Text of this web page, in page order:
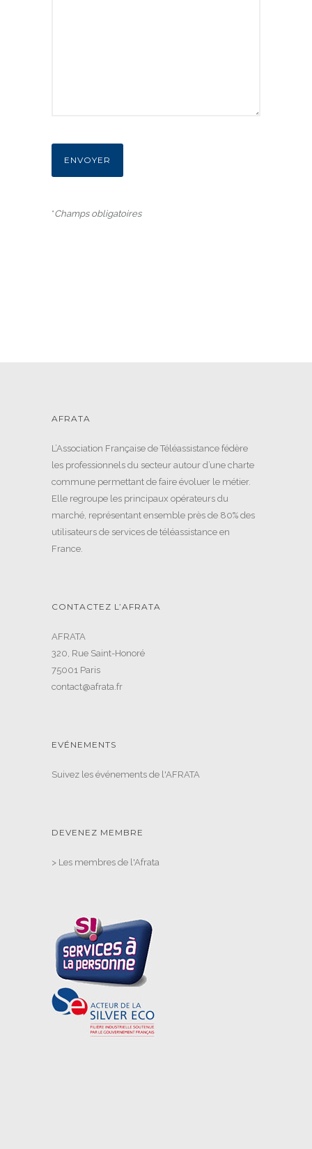
*Champs obligatoires
AFRATA
L’Association Française de Téléassistance fédère
les professionnels du secteur autour d’une charte
commune permettant de faire évoluer le métier.
Elle regroupe les principaux opérateurs du
marché, représentant ensemble près de 80% des
utilisateurs de services de téléassistance en
France.
CONTACTEZ L’AFRATA
AFRATA
320, Rue Saint-Honoré
75001 Paris
contact@afrata.fr
EVÉNEMENTS
Suivez les événements de l'AFRATA
DEVENEZ MEMBRE
> Les membres de l'Afrata